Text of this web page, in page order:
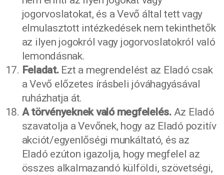
jogorvoslatokat, és a Vevő által tett vagy
elmulasztott intézkedések nem tekinthetők
az ilyen jogokról vagy jogorvoslatokról való
lemondásnak.
Feladat. Ezt a megrendelést az Eladó csak
a Vevő előzetes írásbeli jóváhagyásával
ruházhatja át.
A törvényeknek való megfelelés.Az Eladó
szavatolja a Vevőnek, hogy az Eladó pozitív
akciót/egyenlőségi munkáltató, és az
Eladó ezúton igazolja, hogy megfelel az
összes alkalmazandó külföldi, szövetségi,